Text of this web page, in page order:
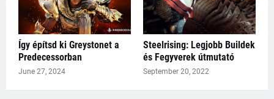
Így építsd ki Greystonet a
Predecessorban
June 27, 2024
Steelrising: Legjobb Buildek
és Fegyverek útmutató
September 20, 2022